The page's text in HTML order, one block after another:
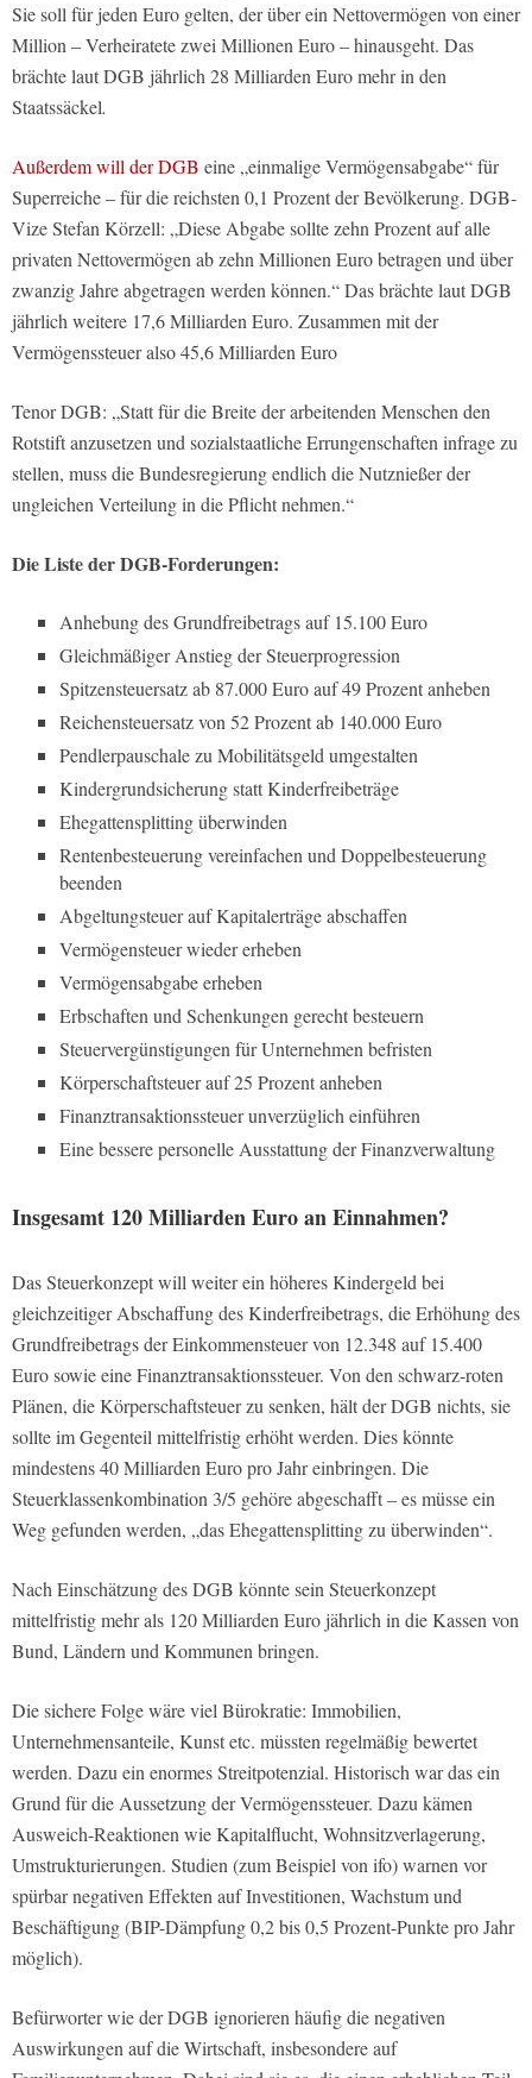
Sie soll für jeden Euro gelten, der über ein Nettovermögen von einer
Million – Verheiratete zwei Millionen Euro – hinausgeht. Das
brächte laut DGB jährlich 28 Milliarden Euro mehr in den
Staatssäckel.
Außerdem will der DGB eine „einmalige Vermögensabgabe“ für
Superreiche – für die reichsten 0,1 Prozent der Bevölkerung. DGB-
Vize Stefan Körzell: „Diese Abgabe sollte zehn Prozent auf alle
privaten Nettovermögen ab zehn Millionen Euro betragen und über
zwanzig Jahre abgetragen werden können.“ Das brächte laut DGB
jährlich weitere 17,6 Milliarden Euro. Zusammen mit der
Vermögenssteuer also 45,6 Milliarden Euro
Tenor DGB: „Statt für die Breite der arbeitenden Menschen den
Rotstift anzusetzen und sozialstaatliche Errungenschaften infrage zu
stellen, muss die Bundesregierung endlich die Nutznießer der
ungleichen Verteilung in die Pflicht nehmen.“
Die Liste der DGB-Forderungen:
Anhebung des Grundfreibetrags auf 15.100 Euro
Gleichmäßiger Anstieg der Steuerprogression
Spitzensteuersatz ab 87.000 Euro auf 49 Prozent anheben
Reichensteuersatz von 52 Prozent ab 140.000 Euro
Pendlerpauschale zu Mobilitätsgeld umgestalten
Kindergrundsicherung statt Kinderfreibeträge
Ehegattensplitting überwinden
Rentenbesteuerung vereinfachen und Doppelbesteuerung
beenden
Abgeltungsteuer auf Kapitalerträge abschaffen
Vermögensteuer wieder erheben
Vermögensabgabe erheben
Erbschaften und Schenkungen gerecht besteuern
Steuervergünstigungen für Unternehmen befristen
Körperschaftsteuer auf 25 Prozent anheben
Finanztransaktionssteuer unverzüglich einführen
Eine bessere personelle Ausstattung der Finanzverwaltung
Insgesamt 120 Milliarden Euro an Einnahmen?
Das Steuerkonzept will weiter ein höheres Kindergeld bei
gleichzeitiger Abschaffung des Kinderfreibetrags, die Erhöhung des
Grundfreibetrags der Einkommensteuer von 12.348 auf 15.400
Euro sowie eine Finanztransaktionssteuer. Von den schwarz-roten
Plänen, die Körperschaftsteuer zu senken, hält der DGB nichts, sie
sollte im Gegenteil mittelfristig erhöht werden. Dies könnte
mindestens 40 Milliarden Euro pro Jahr einbringen. Die
Steuerklassenkombination 3/5 gehöre abgeschafft – es müsse ein
Weg gefunden werden, „das Ehegattensplitting zu überwinden“.
Nach Einschätzung des DGB könnte sein Steuerkonzept
mittelfristig mehr als 120 Milliarden Euro jährlich in die Kassen von
Bund, Ländern und Kommunen bringen.
Die sichere Folge wäre viel Bürokratie: Immobilien,
Unternehmensanteile, Kunst etc. müssten regelmäßig bewertet
werden. Dazu ein enormes Streitpotenzial. Historisch war das ein
Grund für die Aussetzung der Vermögenssteuer. Dazu kämen
Ausweich-Reaktionen wie Kapitalflucht, Wohnsitzverlagerung,
Umstrukturierungen. Studien (zum Beispiel von ifo) warnen vor
spürbar negativen Effekten auf Investitionen, Wachstum und
Beschäftigung (BIP-Dämpfung 0,2 bis 0,5 Prozent-Punkte pro Jahr
möglich).
Befürworter wie der DGB ignorieren häufig die negativen
Auswirkungen auf die Wirtschaft, insbesondere auf